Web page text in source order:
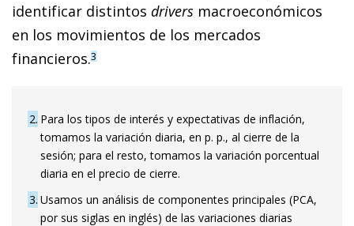
identificar distintos drivers macroeconómicos
en los movimientos de los mercados
financieros.3
2 Para los tipos de interés y expectativas de inflación,
tomamos la variación diaria, en p. p., al cierre de la
sesión; para el resto, tomamos la variación porcentual
diaria en el precio de cierre.
3 Usamos un análisis de componentes principales (PCA,
por sus siglas en inglés) de las variaciones diarias